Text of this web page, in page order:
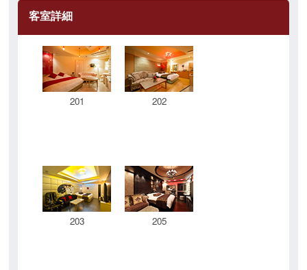
客室詳細
201 202
203 205